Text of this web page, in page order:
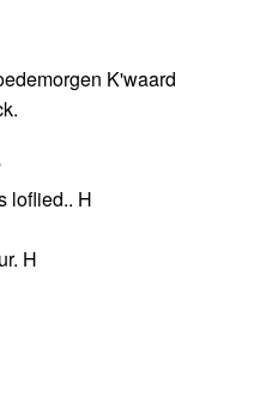
K'waard
loflied.. H
H